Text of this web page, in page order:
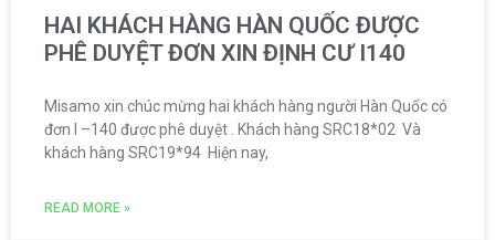
HAI KHÁCH HÀNG HÀN QUỐC ĐƯỢC
PHÊ DUYỆT ĐƠN XIN ĐỊNH CƯ I140
Misamo xin chúc mừng hai khách hàng người Hàn Quốc có
đơn I –140 được phê duyệt . Khách hàng SRC18*02 Và
khách hàng SRC19*94 Hiện nay,
READ MORE »